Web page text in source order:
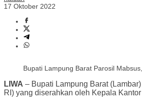
17 Oktober 2022
Bupati Lampung Barat Parosil
LIWA – Bupati Lampung Barat
RI) yang diserahkan oleh Kepala